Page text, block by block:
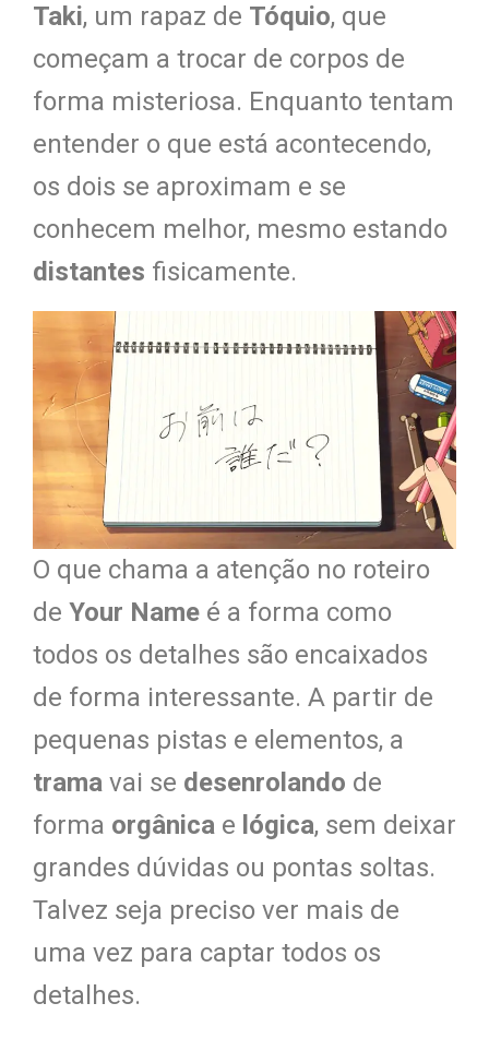
Taki, um rapaz de Tóquio, que
começam a trocar de corpos de
forma misteriosa. Enquanto tentam
entender o que está acontecendo,
os dois se aproximam e se
conhecem melhor, mesmo estando
distantes fisicamente.
O que chama a atenção no roteiro
de Your Name é a forma como
todos os detalhes são encaixados
de forma interessante. A partir de
pequenas pistas e elementos, a
trama vai se desenrolando de
forma orgânica e lógica, sem deixar
grandes dúvidas ou pontas soltas.
Talvez seja preciso ver mais de
uma vez para captar todos os
detalhes.